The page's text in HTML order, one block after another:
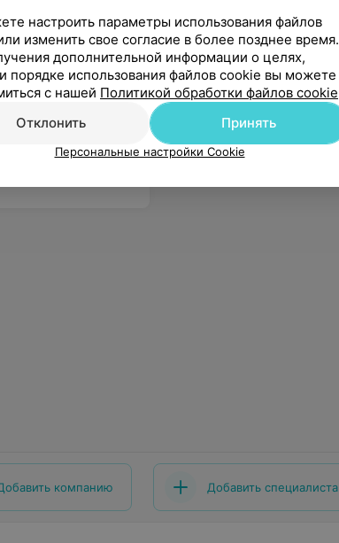
сферах жизни, мирного неба над головой и только благодарных пациентов.
компанию Добавить специалиста
настроить параметры использования файлов
изменить свое согласие в более позднее время.
дополнительной информации о целях,
порядке использования файлов cookie вы можете
с нашей Политикой обработки файлов cookie
Отклонить
Принять
Персональные настройки Cookie